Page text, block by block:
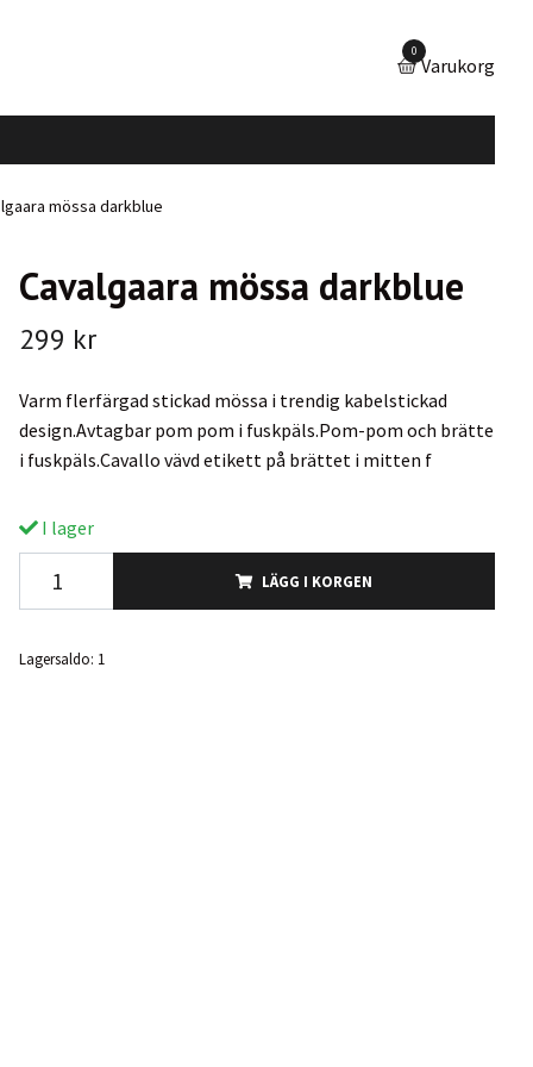
0
Varukorg
mössa darkblue
Cavalgaara mössa darkblue
299 kr
Varm flerfärgad stickad mössa i trendig kabelstickad
design.Avtagbar pom pom i fuskpäls.Pom-pom och brätte
i fuskpäls.Cavallo vävd etikett på brättet i mitten f
I lager
LÄGG I KORGEN
Lagersaldo: 1